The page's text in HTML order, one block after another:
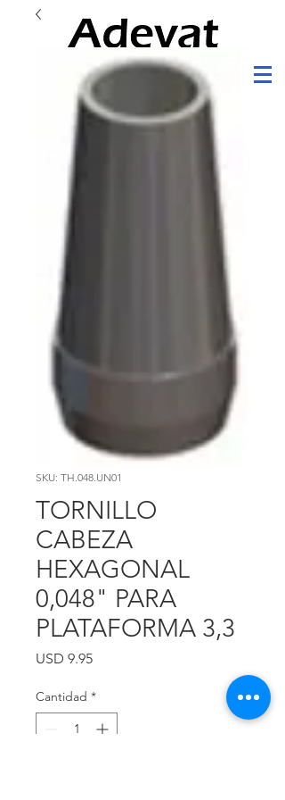
SKU: TH.048.UN01
TORNILLO
CABEZA
HEXAGONAL
0,048" PARA
PLATAFORMA 3,3
USD 9.95Precio
Cantidad *